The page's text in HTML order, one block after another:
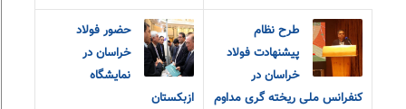
طرح نظام
پیشنهادت فولاد
خراسان در
کنفرانس ملی ریخته گری مداوم
حضور فولاد
خراسان در
نمایشگاه
ازبکستان